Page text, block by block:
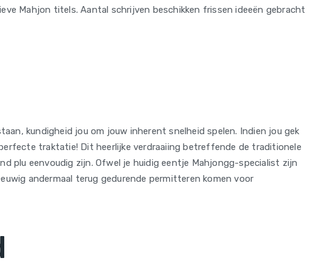
Mahjon titels. Aantal schrijven beschikken frissen ideeën gebracht
kundigheid jou om jouw inherent snelheid spelen. Indien jou gek
traktatie! Dit heerlijke verdraaiing betreffende de traditionele
plu eenvoudig zijn. Ofwel je huidig eentje Mahjongg-specialist zijn
andermaal terug gedurende permitteren komen voor